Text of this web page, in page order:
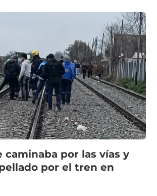
caminaba por las vías y
por el tren en